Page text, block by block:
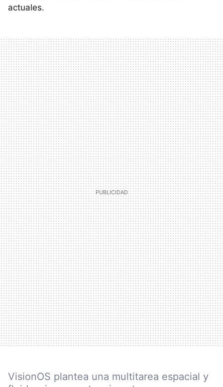
actuales.
VisionOS plantea una multitarea espacial y